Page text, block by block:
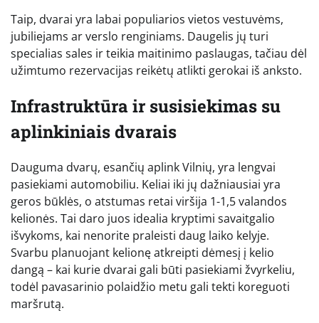
Taip, dvarai yra labai populiarios vietos vestuvėms,
jubiliejams ar verslo renginiams. Daugelis jų turi
specialias sales ir teikia maitinimo paslaugas, tačiau dėl
užimtumo rezervacijas reikėtų atlikti gerokai iš anksto.
Infrastruktūra ir susisiekimas su
aplinkiniais dvarais
Dauguma dvarų, esančių aplink Vilnių, yra lengvai
pasiekiami automobiliu. Keliai iki jų dažniausiai yra
geros būklės, o atstumas retai viršija 1-1,5 valandos
kelionės. Tai daro juos idealia kryptimi savaitgalio
išvykoms, kai nenorite praleisti daug laiko kelyje.
Svarbu planuojant kelionę atkreipti dėmesį į kelio
dangą – kai kurie dvarai gali būti pasiekiami žvyrkeliu,
todėl pavasarinio polaidžio metu gali tekti koreguoti
maršrutą.